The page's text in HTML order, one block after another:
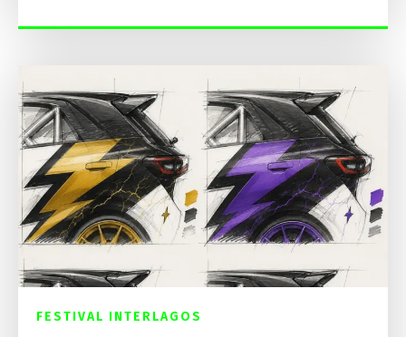
FESTIVAL INTERLAGOS